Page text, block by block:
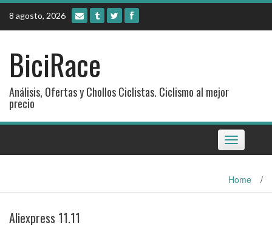
Skip
content
8 agosto, 2026
BiciRace
Análisis, Ofertas y Chollos Ciclistas. Ciclismo al mejor
precio
Toggle
navigation
Home /
Aliexpress 11.11